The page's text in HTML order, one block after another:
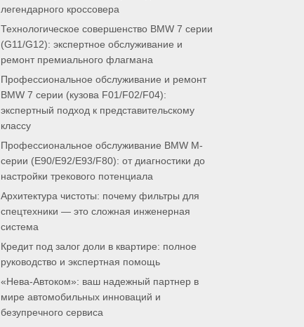
легендарного кроссовера
Технологическое совершенство BMW 7 серии
(G11/G12): экспертное обслуживание и
ремонт премиального флагмана
Профессиональное обслуживание и ремонт
BMW 7 серии (кузова F01/F02/F04):
экспертный подход к представительскому
классу
Профессиональное обслуживание BMW M-
серии (E90/E92/E93/F80): от диагностики до
настройки трекового потенциала
Архитектура чистоты: почему фильтры для
спецтехники — это сложная инженерная
система
Кредит под залог доли в квартире: полное
руководство и экспертная помощь
«Нева-Автоком»: ваш надежный партнер в
мире автомобильных инноваций и
безупречного сервиса